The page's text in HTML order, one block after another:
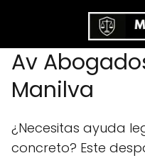
Av
Manilva
¿Necesitas ayuda
concreto? Este